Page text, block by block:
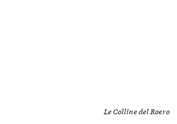
Le Colline del Roero